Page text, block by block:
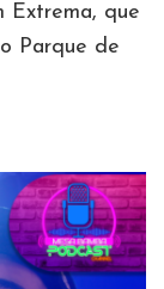
Extrema, que
Parque de